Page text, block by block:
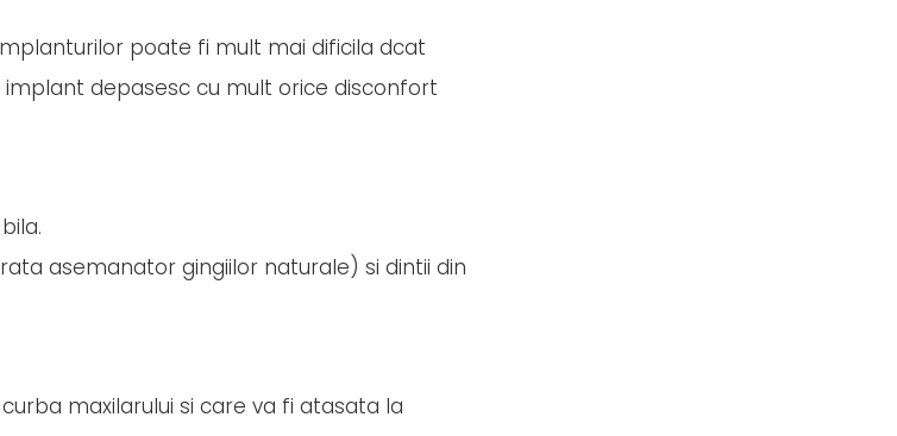
poate fi mult mai dificila dcat
depasesc cu mult orice disconfort
asemanator gingiilor naturale) si dintii din
maxilarului si care va fi atasata la